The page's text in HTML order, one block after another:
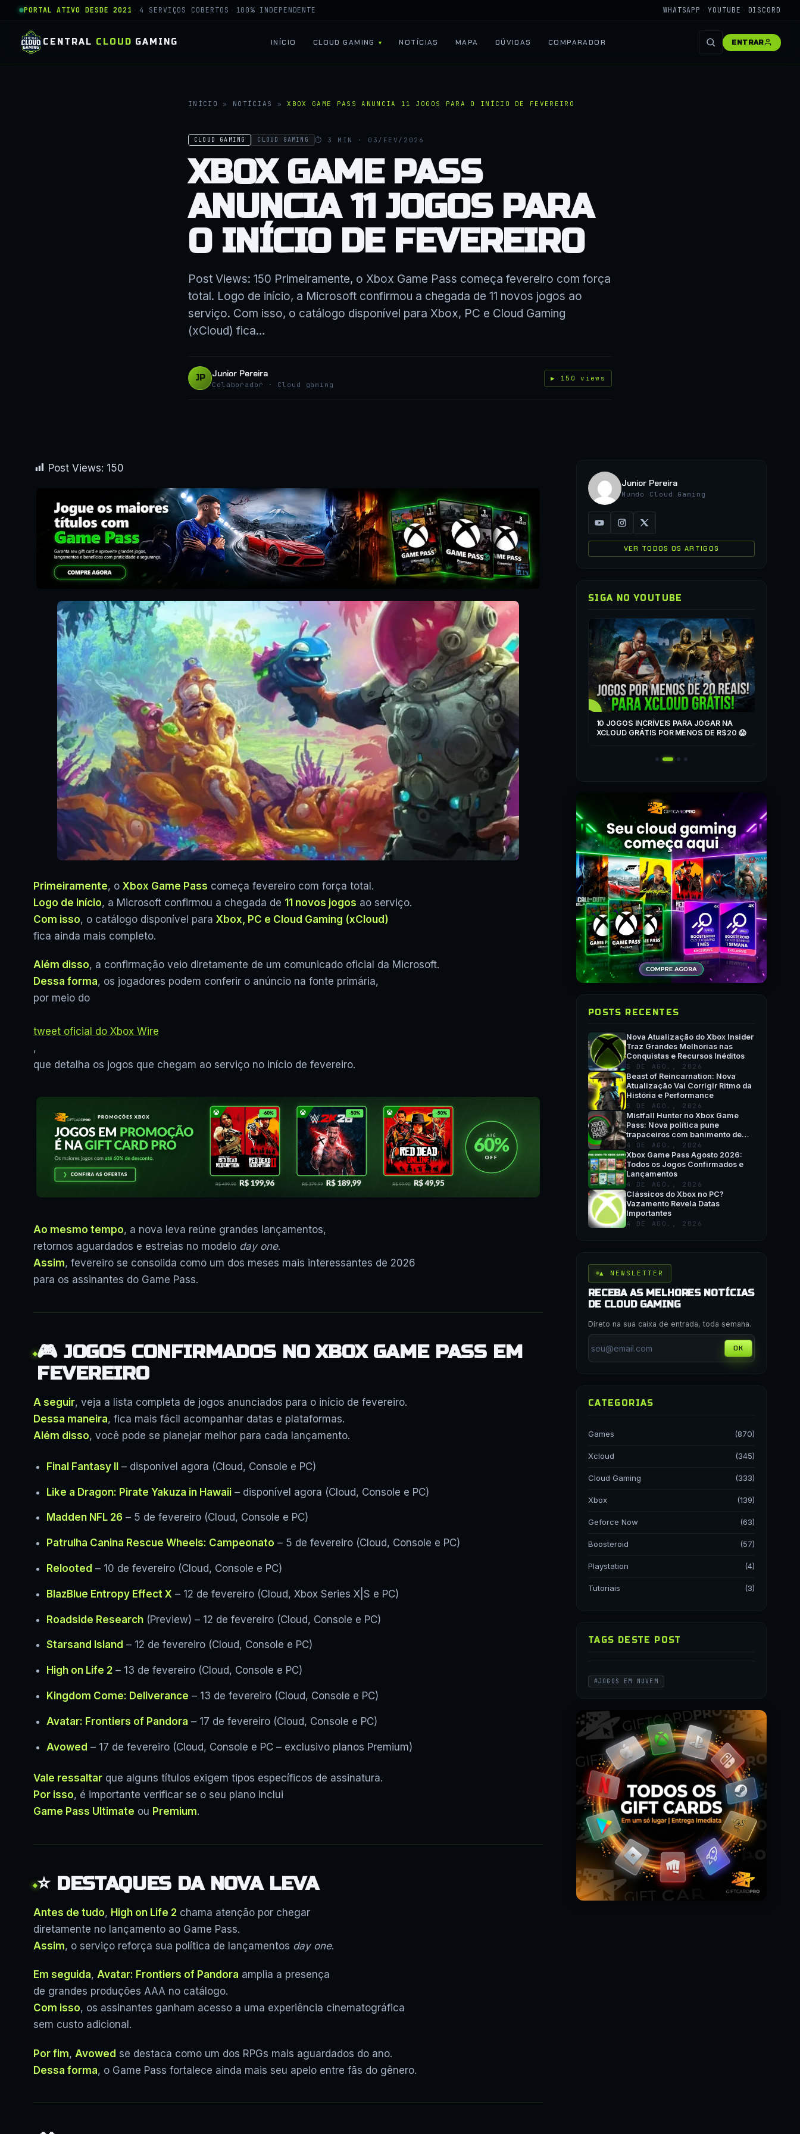
PORTAL ATIVO DESDE 2021 · 4 SERVIÇOS COBERTOS · 100% INDEPENDENTE WHATSAPP · YOUTUBE · DISCORD
CENTRAL CLOUD GAMING INÍCIO CLOUD GAMING NOTÍCIAS MAPA DÚVIDAS COMPARADOR ENTRAR
INÍCIO » NOTÍCIAS »XBOX GAME PASS ANUNCIA 11 JOGOS PARA O INÍCIO DE FEVEREIRO
CLOUD GAMING CLOUD GAMING ⏱ 3 MIN · 03/FEV/2026
XBOX GAME PASS
ANUNCIA 11 JOGOS PARA
O INÍCIO DE FEVEREIRO
Post Views: 150 Primeiramente, o Xbox Game Pass começa fevereiro com força
total. Logo de início, a Microsoft confirmou a chegada de 11 novos jogos ao
serviço. Com isso, o catálogo disponível para Xbox, PC e Cloud Gaming
(xCloud) fica…
JP Junior Pereira
Colaborador · Cloud gaming
▶ 150 views
Post Views: 150
Primeiramente, o Xbox Game Pass começa fevereiro com força total.
Logo de início, a Microsoft confirmou a chegada de 11 novos jogos ao serviço.
Com isso, o catálogo disponível para Xbox, PC e Cloud Gaming (xCloud)
fica ainda mais completo.
Além disso, a confirmação veio diretamente de um comunicado oficial da Microsoft.
Dessa forma, os jogadores podem conferir o anúncio na fonte primária,
por meio do
tweet oficial do Xbox Wire
,
que detalha os jogos que chegam ao serviço no início de fevereiro.
Ao mesmo tempo, a nova leva reúne grandes lançamentos,
retornos aguardados e estreias no modelo day one.
Assim, fevereiro se consolida como um dos meses mais interessantes de 2026
para os assinantes do Game Pass.
🎮 JOGOS CONFIRMADOS NO XBOX GAME PASS EM
FEVEREIRO
A seguir, veja a lista completa de jogos anunciados para o início de fevereiro.
Dessa maneira, fica mais fácil acompanhar datas e plataformas.
Além disso, você pode se planejar melhor para cada lançamento.
Final Fantasy II – disponível agora (Cloud, Console e PC)
Like a Dragon: Pirate Yakuza in Hawaii – disponível agora (Cloud, Console e PC)
Madden NFL 26 – 5 de fevereiro (Cloud, Console e PC)
Patrulha Canina Rescue Wheels: Campeonato – 5 de fevereiro (Cloud, Console e PC)
Relooted – 10 de fevereiro (Cloud, Console e PC)
BlazBlue Entropy Effect X – 12 de fevereiro (Cloud, Xbox Series X|S e PC)
Roadside Research (Preview) – 12 de fevereiro (Cloud, Console e PC)
Starsand Island – 12 de fevereiro (Cloud, Console e PC)
High on Life 2 – 13 de fevereiro (Cloud, Console e PC)
Kingdom Come: Deliverance – 13 de fevereiro (Cloud, Console e PC)
Avatar: Frontiers of Pandora – 17 de fevereiro (Cloud, Console e PC)
Avowed – 17 de fevereiro (Cloud, Console e PC – exclusivo planos Premium)
Vale ressaltar que alguns títulos exigem tipos específicos de assinatura.
Por isso, é importante verificar se o seu plano inclui
Game Pass Ultimate ou Premium.
⭐ DESTAQUES DA NOVA LEVA
Antes de tudo, High on Life 2 chama atenção por chegar
diretamente no lançamento ao Game Pass.
Assim, o serviço reforça sua política de lançamentos day one.
Em seguida, Avatar: Frontiers of Pandora amplia a presença
de grandes produções AAA no catálogo.
Com isso, os assinantes ganham acesso a uma experiência cinematográfica
sem custo adicional.
Por fim, Avowed se destaca como um dos RPGs mais aguardados do ano.
Dessa forma, o Game Pass fortalece ainda mais seu apelo entre fãs do gênero.
Junior Pereira
Mundo Cloud Gaming
VER TODOS OS ARTIGOS
SIGA NO YOUTUBE
▶
XCLOUD GRÁTIS: COD WARZONE
FUNCIONA? JOGOS UBISOFT
FUNCIONAM? VAI ACABAR? E MAIS! 🎮
▶
10 JOGOS INCRÍVEIS PARA JOGAR NA
XCLOUD GRÁTIS POR MENOS DE R$20 😱
POSTS RECENTES
Nova Atualização do Xbox Insider
Traz Grandes Melhorias nas
Conquistas e Recursos Inéditos
5 DE AGO., 2026
Beast of Reincarnation: Nova
Atualização Vai Corrigir Ritmo da
História e Performance
5 DE AGO., 2026
Mistfall Hunter no Xbox Game
Pass: Nova política pune
trapaceiros com banimento de
hardware
4 DE AGO., 2026
Xbox Game Pass Agosto 2026:
Todos os Jogos Confirmados e
Lançamentos
4 DE AGO., 2026
Clássicos do Xbox no PC?
Vazamento Revela Datas
Importantes
4 DE AGO., 2026
▲ NEWSLETTER
RECEBA AS MELHORES NOTÍCIAS
DE CLOUD GAMING
Direto na sua caixa de entrada, toda semana.
OK
CATEGORIAS
Games (870)
Xcloud (345)
Cloud Gaming (333)
Xbox (139)
Geforce Now (63)
Boosteroid (57)
Playstation (4)
Tutoriais (3)
TAGS DESTE POST
#JOGOS EM NUVEM